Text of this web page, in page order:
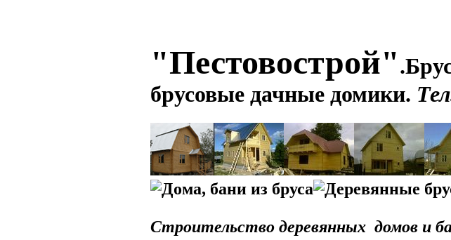
"Пестовострой".
брусовые дачные домики.
Строительство деревянных домов и